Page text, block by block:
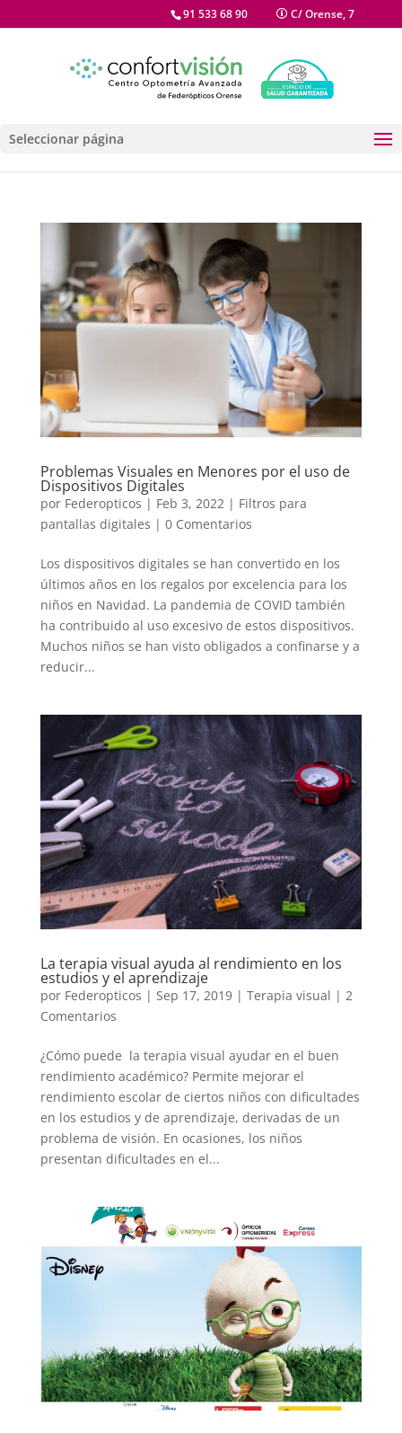
91 533 68 90 C/ Orense, 7
Seleccionar página
Problemas Visuales en Menores por el uso de
Dispositivos Digitales
por Federopticos | Feb 3, 2022| Filtros para
pantallas digitales | 0 Comentarios
Los dispositivos digitales se han convertido en los
últimos años en los regalos por excelencia para los
niños en Navidad. La pandemia de COVID también
ha contribuido al uso excesivo de estos dispositivos.
Muchos niños se han visto obligados a confinarse y a
reducir...
La terapia visual ayuda al rendimiento en los
estudios y el aprendizaje
por Federopticos | Sep 17, 2019| Terapia visual | 2
Comentarios
¿Cómo puede la terapia visual ayudar en el buen
rendimiento académico? Permite mejorar el
rendimiento escolar de ciertos niños con dificultades
en los estudios y de aprendizaje, derivadas de un
problema de visión. En ocasiones, los niños
presentan dificultades en el...